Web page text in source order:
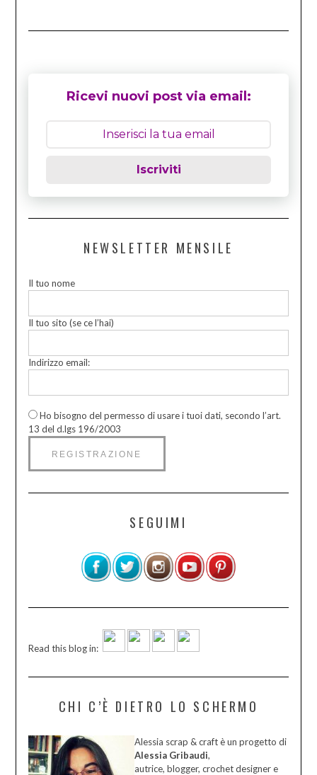
Ricevi nuovi post via email:
Iscriviti
NEWSLETTER MENSILE
Il tuo nome
Il tuo sito (se ce l’hai)
Indirizzo email:
Ho bisogno del permesso di usare i tuoi dati, secondo l’art.
13 del d.lgs 196/2003
SEGUIMI
Read this blog in:
CHI C’È DIETRO LO SCHERMO
Alessia scrap & craft è un progetto di
Alessia Gribaudi,
autrice, blogger, crochet designer e